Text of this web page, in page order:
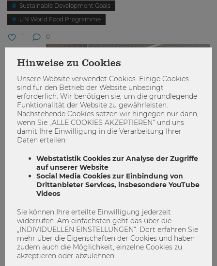
Sustainable Development Goals
UN World Food Programme
1 0
Gemeinsam gegen den Welthunger:
WU-Kooperation mit dem UN World
Food Programme
Knowledge Management
Hinweise zu Cookies
Unsere Website verwendet Cookies. Einige Cookies
sind für den Betrieb der Website unbedingt
erforderlich. Wir benötigen sie, um die grundlegende
Funktionalität der Website zu gewährleisten.
Nachstehende Cookies setzen wir hingegen nur dann,
wenn Sie „ALLE COOKIES AKZEPTIEREN“ und uns
damit Ihre Einwilligung in die Verarbeitung Ihrer
Daten erteilen:
Webstatistik Cookies zur Analyse der Zugriffe
auf unserer Website
Social Media Cookies zur Einbindung von
Drittanbieter Services, insbesondere YouTube
Videos
Sie können Ihre erteilte Einwilligung jederzeit
widerrufen. Am einfachsten geht das über die
„INDIVIDUELLEN EINSTELLUNGEN“. Dort erfahren Sie
mehr über die Eigenschaften der Cookies und haben
zudem auch die Möglichkeit, einzelne Cookies zu
akzeptieren oder abzulehnen.